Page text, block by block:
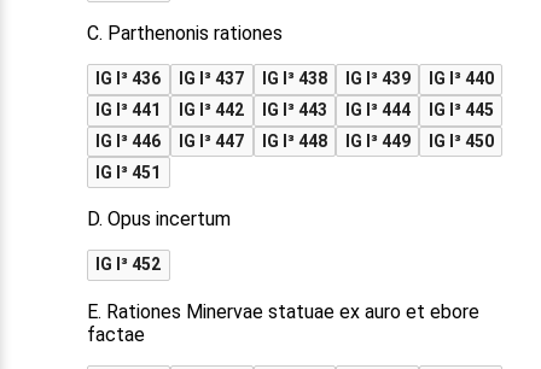
C. Parthenonis rationes
IG I³ 436 IG I³ 437 IG I³ 438 IG I³ 439
IG I³ 440
IG I³ 441
IG I³ 442 IG I³ 443 IG I³ 444
IG I³ 445
IG I³ 446
IG I³ 447 IG I³ 448 IG I³ 449
IG I³ 450
IG I³ 451
D. Opus incertum
IG I³ 452
E. Rationes Minervae statuae ex auro et ebore
factae